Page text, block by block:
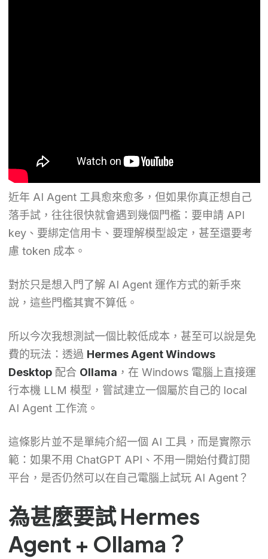
近年 AI Agent 工具愈來愈多，但如果你真正想自己
落手試，往往很快就會遇到幾個門檻：要申請 API
key、要綁定信用卡、要理解模型設定，甚至還要考
慮 token 成本。
對於只是想入門了解 AI Agent 運作方式的新手來
說，這些門檻其實不算低。
所以今次我想測試一個比較低成本，甚至可以說是免
費的玩法：透過 Hermes Agent Windows
Desktop配合 Ollama ，在 Windows 電腦上直接運
行本機 LLM 模型，嘗試建立一個屬於自己的 local
AI Agent 工作流。
這條影片並不是單純介紹一個 AI 工具，而是實際示
範：如果不用 ChatGPT API、不用一開始付費訂閱
平台，是否仍然可以在自己電腦上試玩 AI Agent？
為甚麼要試 Hermes
Agent + Ollama？